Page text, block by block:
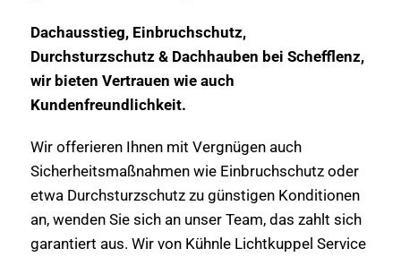
Dachausstieg, Einbruchschutz,
Durchsturzschutz & Dachhauben bei Schefflenz,
wir bieten Vertrauen wie auch
Kundenfreundlichkeit.
Wir offerieren Ihnen mit Vergnügen auch
Sicherheitsmaßnahmen wie Einbruchschutz oder
etwa Durchsturzschutz zu günstigen Konditionen
an, wenden Sie sich an unser Team, das zahlt sich
garantiert aus. Wir von Kühnle Lichtkuppel Service